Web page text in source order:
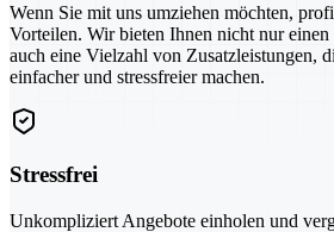
Wenn Sie mit uns umziehen möchten,
Vorteilen. Wir bieten Ihnen nicht nur einen
auch eine Vielzahl von Zusatzleistungen,
einfacher und stressfreier machen.
Stressfrei
Unkompliziert Angebote einholen und